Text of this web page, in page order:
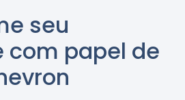
seu
com papel de